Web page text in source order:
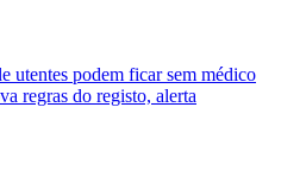
utentes podem ficar sem médico
regras do registo, alerta